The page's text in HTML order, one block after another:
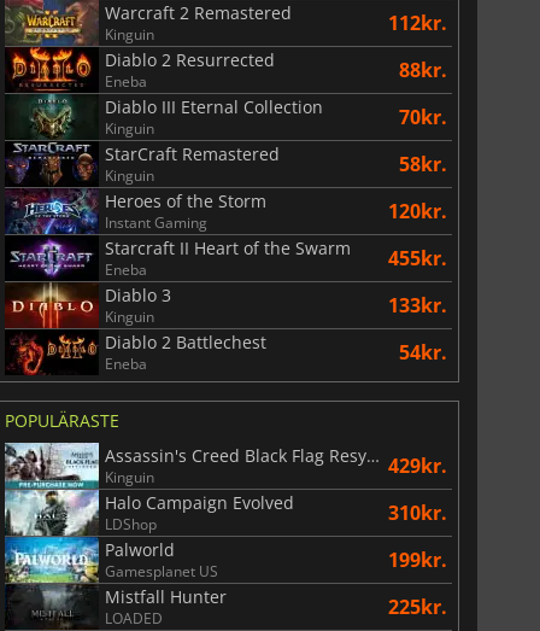
Warcraft 2 Remastered
Kinguin 112kr.
Diablo 2 Resurrected
Eneba 88kr.
Diablo III Eternal Collection
Kinguin 70kr.
StarCraft Remastered
Kinguin 58kr.
Heroes of the Storm
Instant Gaming 120kr.
Starcraft II Heart of the Swarm
Eneba 455kr.
Diablo 3
Kinguin 133kr.
Diablo 2 Battlechest
Eneba 54kr.
POPULÄRASTE
Assassin's Creed Black Flag Resynced
Kinguin 429kr.
Halo Campaign Evolved
LDShop 310kr.
Palworld
Gamesplanet US 199kr.
Mistfall Hunter
LOADED 225kr.